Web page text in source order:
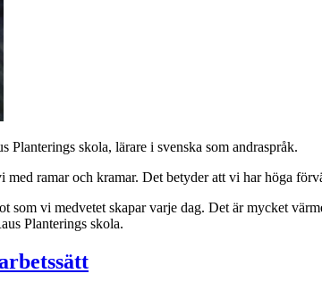
Planterings skola, lärare i svenska som andraspråk.
ramar och kramar. Det betyder att vi har höga
som vi medvetet skapar varje dag. Det är mycket
Planterings skola.